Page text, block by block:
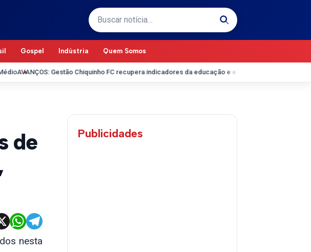
Buscar por:
Gospel Indústria Quem Somos
Gestão Chiquinho FC recupera indicadores da educação e eleva desempenho no Ideb em
de
WhatsAppTelegram
nesta
Publicidades